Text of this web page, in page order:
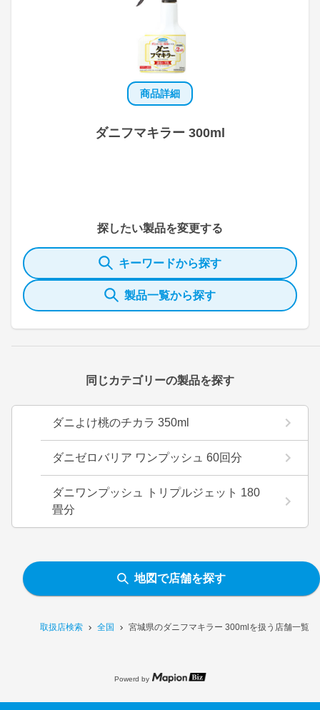
取扱店検索 全国 宮城県のダニフマキラー 300mlを扱う店舗一覧
商品詳細
ダニフマキラー 300ml
探したい製品を変更する
キーワードから探す
製品一覧から探す
同じカテゴリーの製品を探す
ダニよけ桃のチカラ 350ml
ダニゼロバリア ワンプッシュ 60回分
ダニワンプッシュ トリプルジェット 180
畳分
地図で店舗を探す
Powerd by